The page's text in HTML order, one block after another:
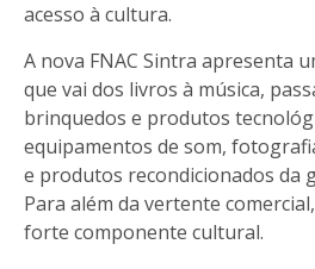
acesso à cultura.
A nova FNAC Sintra apresenta
que vai dos livros à música,
brinquedos e produtos
equipamentos de som,
e produtos recondicionados da
Para além da vertente
forte componente cultural.